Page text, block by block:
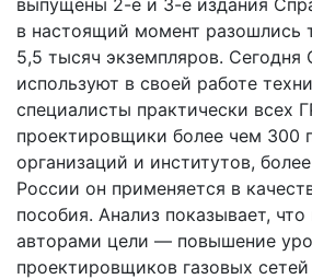
в настоящий момент разошлись
5,5 тысяч экземпляров. Сегодня
используют в своей работе
специалисты практически всех
проектировщики более чем 300
организаций и институтов,
России он применяется в
пособия. Анализ показывает,
авторами цели — повышение
проектировщиков газовых